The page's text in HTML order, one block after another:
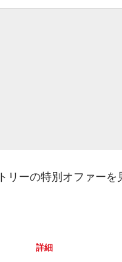
リーの特別オファーを
詳細